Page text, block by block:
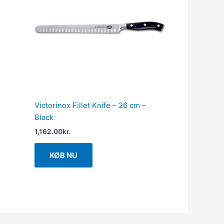
Victorinox Fillet Knife – 26 cm –
Black
1,162.00kr.
KØB NU